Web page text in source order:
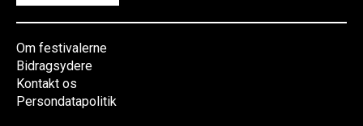
Om festivalerne
Bidragsydere
Kontakt os
Persondatapolitik